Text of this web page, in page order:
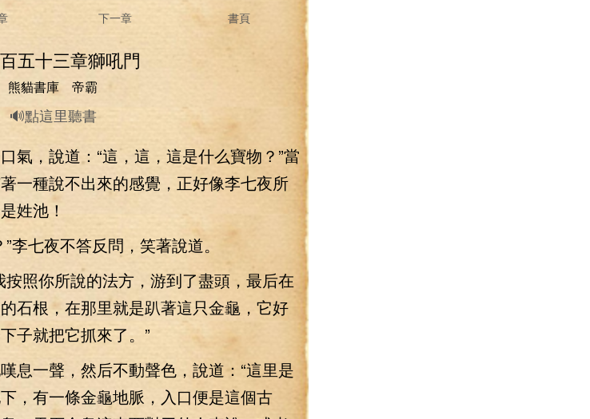
下一章 書頁
五十三章獅吼門
熊貓書庫 帝霸
🔊點這里聽書
，說道：“這，這，這是什么寶物？”當
一種說不出來的感覺，正好像李七夜所
姓池！
七夜不答反問，笑著說道。
你所說的法方，游到了盡頭，最后在
石根，在那里就是趴著這只金龜，它好
子就把它抓來了。”
一聲，然后不動聲色，說道：“這里是
，有一條金龜地脈，入口便是這個古